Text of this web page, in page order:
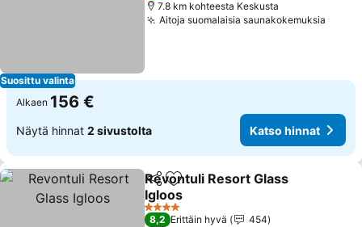
Suosittu valinta
7.8 km kohteesta Keskusta
Aitoja suomalaisia saunakokemuksia
Alkaen 156 €
Näytä hinnat 2 sivustolta Katso hinnat
Jaa Lisää suosikkeihin
Revontuli Resort Glass
Igloos
Katso hinnat
4 Tähtiluokitus
8,2 Erittäin hyvä
454